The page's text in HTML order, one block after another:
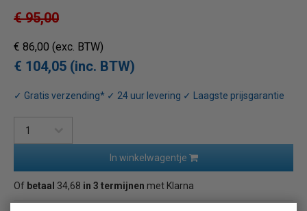
€ 95,00
€ 86,00 (exc. BTW)
€ 104,05 (inc. BTW)
✓ Gratis verzending* ✓ 24 uur levering ✓ Laagste prijsgarantie
In winkelwagentje
Of betaal 34,68 in 3 termijnen met Klarna